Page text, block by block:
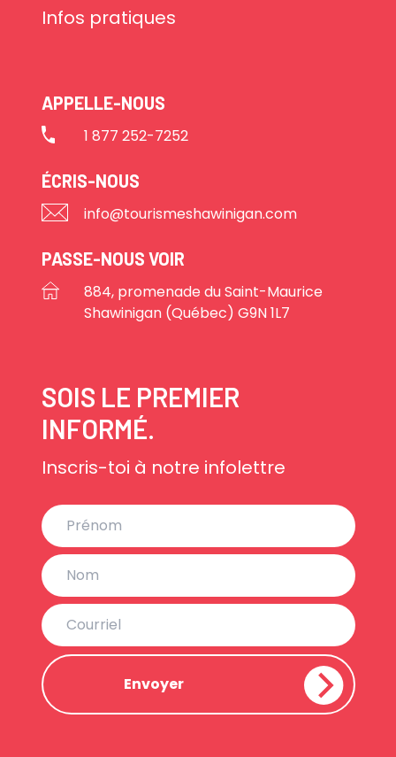
Infos pratiques
APPELLE-NOUS
1 877 252-7252
ÉCRIS-NOUS
info@tourismeshawinigan.com
PASSE-NOUS VOIR
884, promenade du Saint-Maurice
Shawinigan (Québec) G9N 1L7
SOIS LE PREMIER
INFORMÉ.
Inscris-toi à notre infolettre